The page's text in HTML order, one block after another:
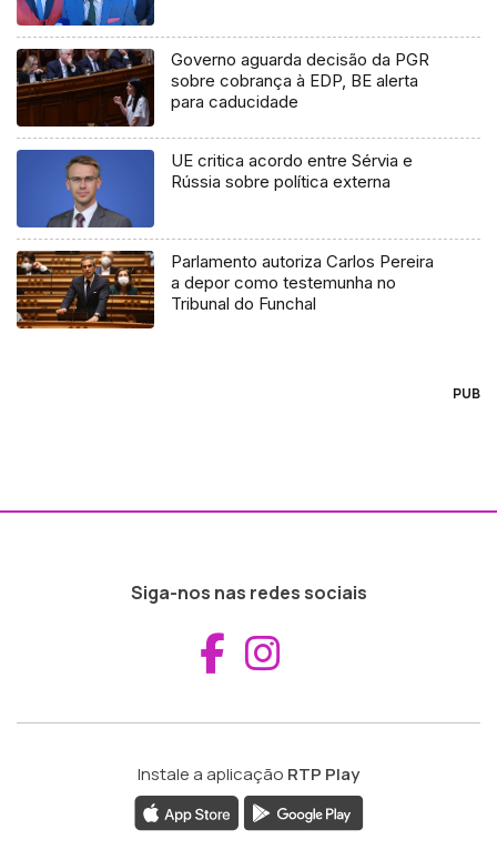
Governo aguarda decisão da PGR
sobre cobrança à EDP, BE alerta
para caducidade
UE critica acordo entre Sérvia e
Rússia sobre política externa
Parlamento autoriza Carlos Pereira
a depor como testemunha no
Tribunal do Funchal
PUB
Siga-nos nas redes sociais
Aceder ao
Instale a aplicação RTP Play